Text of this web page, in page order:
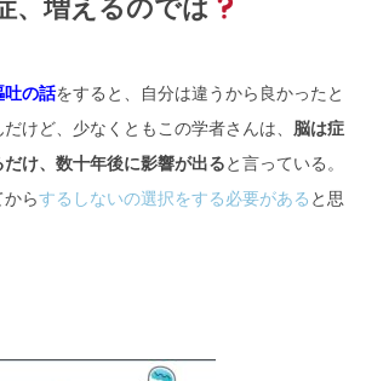
、増えるのでは
吐の話をすると、自分は違うから良かったと
けど、少なくともこの学者さんは、 脳は症
け、数十年後に影響が出ると言っている。
らするしないの選択をする必要がある と思